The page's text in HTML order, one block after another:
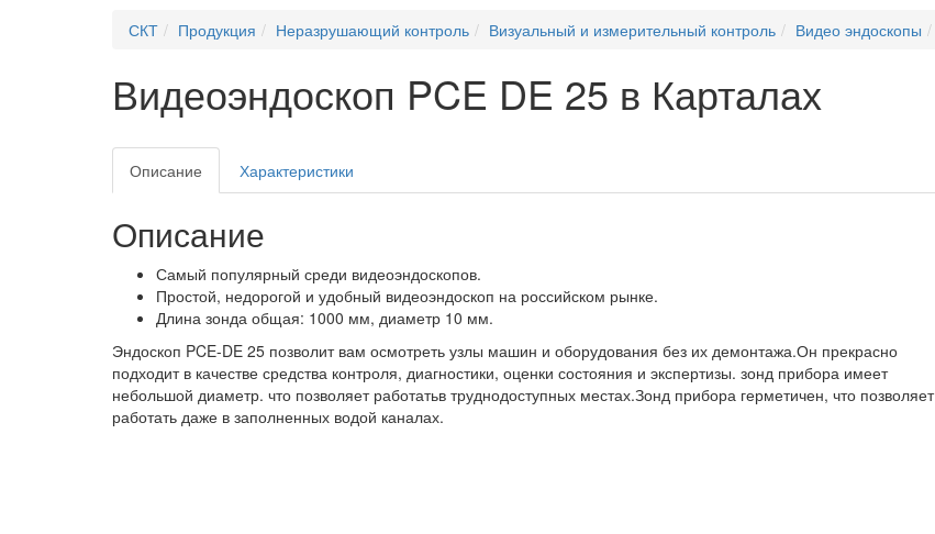
СКТ Продукция Неразрушающий контроль Визуальный и измерительный контроль Видео эндоскопы
Видеоэндоскоп PCE DE 25 в Карталах
Описание Характеристики
Описание
Самый популярный среди видеоэндоскопов.
Простой, недорогой и удобный видеоэндоскоп на российском рынке.
Длина зонда общая: 1000 мм, диаметр 10 мм.
Эндоскоп PCE-DE 25 позволит вам осмотреть узлы машин и оборудования без их демонтажа.Он прекрасно
подходит в качестве средства контроля, диагностики, оценки состояния и экспертизы. зонд прибора имеет
небольшой диаметр. что позволяет работатьв труднодоступных местах.Зонд прибора герметичен, что позволяет
работать даже в заполненных водой каналах.